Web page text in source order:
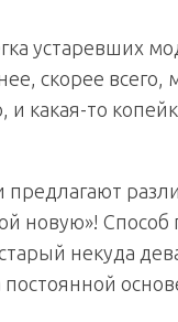
устаревших
скорее
и какая-то
предлагают
новую»!
некуда